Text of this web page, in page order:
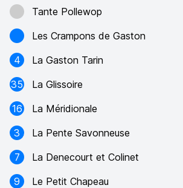
Tante Pollewop
Les Crampons de Gaston
4
La Gaston Tarin
35
La Glissoire
16
La Méridionale
3
La Pente Savonneuse
7
La Denecourt et Colinet
9
Le Petit Chapeau